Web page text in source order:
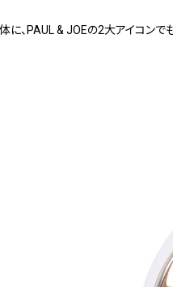
PAUL & JOEの2大アイコンでも